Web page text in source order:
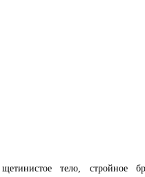
тело, стройное